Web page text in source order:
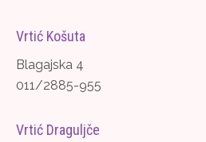
Vrtić Košuta
Blagajska 4
011/2885-955
Vrtić Draguljče